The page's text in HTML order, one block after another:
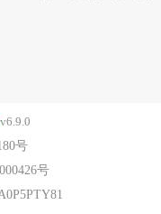
v6.9.0
号
号